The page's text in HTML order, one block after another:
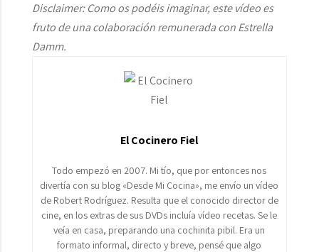
Disclaimer: Como os podéis imaginar, este vídeo es
fruto de una colaboración remunerada con Estrella
Damm.
El Cocinero Fiel
Todo empezó en 2007. Mi tío, que por entonces nos
divertía con su blog «Desde Mi Cocina», me envío un vídeo
de Robert Rodríguez. Resulta que el conocido director de
cine, en los extras de sus DVDs incluía vídeo recetas. Se le
veía en casa, preparando una cochinita pibil. Era un
formato informal, directo y breve, pensé que algo